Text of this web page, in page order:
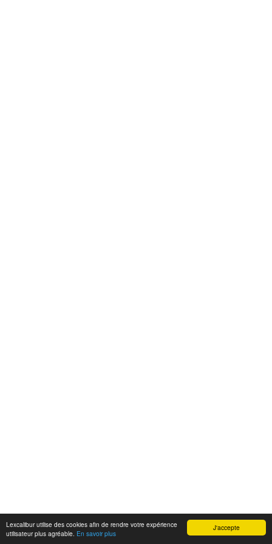
J'accepte
Lexcalibur utilise des cookies afin de rendre votre expérience
utilisateur plus agréable. En savoir plus